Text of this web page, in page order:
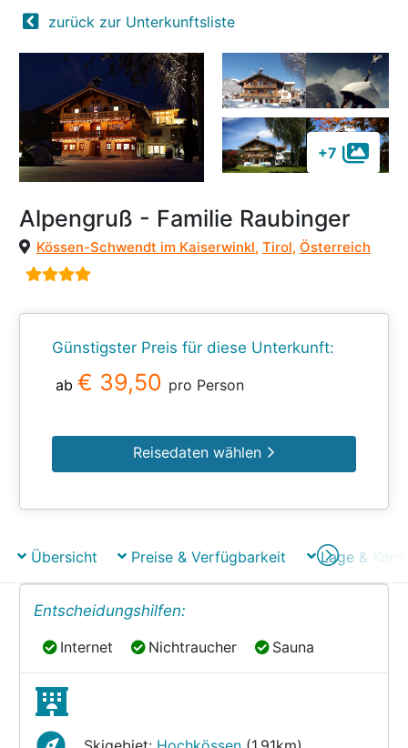
zurück zur Unterkunftsliste
+7
Alpengruß - Familie Raubinger
Kössen-Schwendt im Kaiserwinkl, Tirol, Österreich
Günstigster Preis für diese Unterkunft:
ab € 39,50 pro Person
Reisedaten wählen
Übersicht Preise & Verfügbarkeit Lage &
Entscheidungshilfen:
Internet
Internet Nichtraucher
Nichtraucher Sauna
Sauna